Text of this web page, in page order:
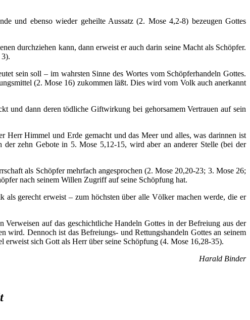
und ebenso wieder geheilte Aussatz (2. Mose 4,2-8) bezeugen Gottes
durchziehen kann, dann erweist er auch darin seine Macht als Schöpfer.
sein soll – im wahrsten Sinne des Wortes vom Schöpferhandeln Gottes.
(2. Mose 16) zukommen läßt. Dies wird vom Volk auch anerkannt
und dann deren tödliche Giftwirkung bei gehorsamem Vertrauen auf sein
Herr Himmel und Erde gemacht und das Meer und alles, was darinnen ist
zehn Gebote in 5. Mose 5,12-15, wird aber an anderer Stelle (bei der
als Schöpfer mehrfach angesprochen (2. Mose 20,20-23; 3. Mose 26;
nach seinem Willen Zugriff auf seine Schöpfung hat.
als gerecht erweist – zum höchsten über alle Völker machen werde, die er
auf das geschichtliche Handeln Gottes in der Befreiung aus der
Dennoch ist das Befreiungs- und Rettungshandeln Gottes an seinem
sich Gott als Herr über seine Schöpfung (4. Mose 16,28-35).
Harald Binder